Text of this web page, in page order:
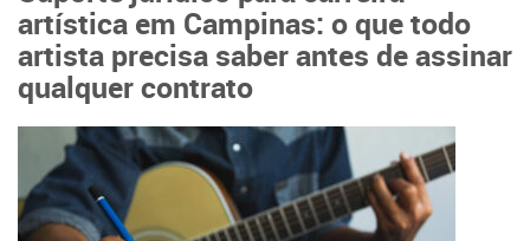
artística em Campinas: o que todo
artista precisa saber antes de assinar
qualquer contrato